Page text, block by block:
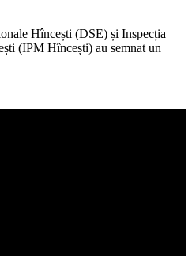
Hîncești (DSE) și Inspecția
(IPM Hîncești) au semnat un